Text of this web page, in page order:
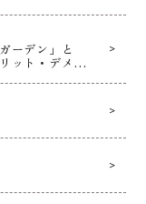
ーデン」と
ット・デメリ